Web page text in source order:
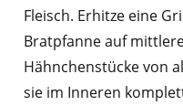
Fleisch. Erhitze eine
Bratpfanne auf
Hähnchenstücke von
sie im Inneren